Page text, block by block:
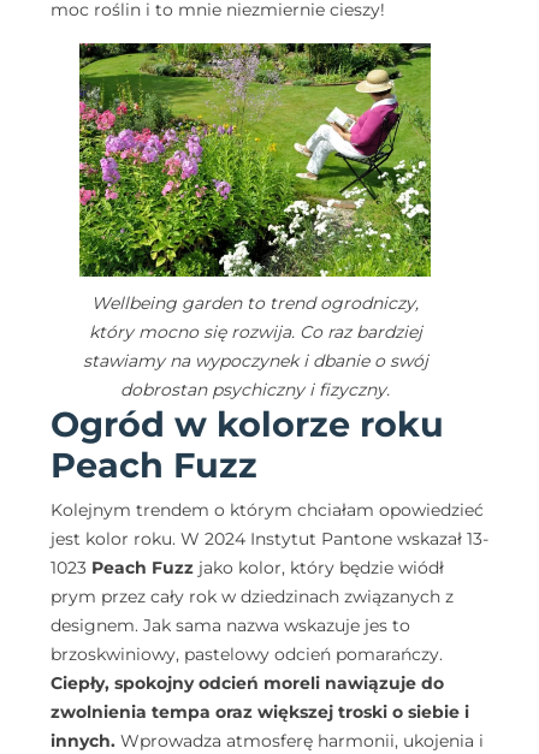
moc roślin i to mnie niezmiernie cieszy!
Wellbeing garden to trend ogrodniczy,
który mocno się rozwija. Co raz bardziej
stawiamy na wypoczynek i dbanie o swój
dobrostan psychiczny i fizyczny.
Ogród w kolorze roku
Peach Fuzz
Kolejnym trendem o którym chciałam opowiedzieć
jest kolor roku. W 2024 Instytut Pantone wskazał 13-
1023 Peach Fuzz jako kolor, który będzie wiódł
prym przez cały rok w dziedzinach związanych z
designem. Jak sama nazwa wskazuje jes to
brzoskwiniowy, pastelowy odcień pomarańczy.
Ciepły, spokojny odcień moreli nawiązuje do
zwolnienia tempa oraz większej troski o siebie i
innych. Wprowadza atmosferę harmonii, ukojenia i